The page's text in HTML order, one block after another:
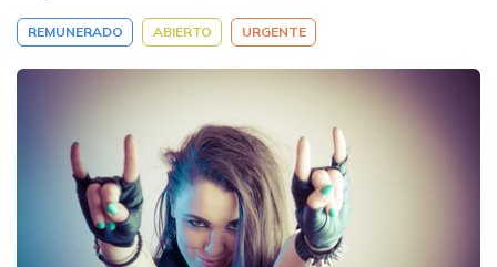
REMUNERADO ABIERTO URGENTE